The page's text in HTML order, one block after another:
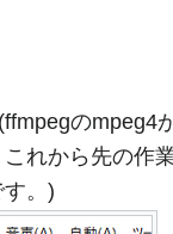
のmpeg4
れから先の作
。)